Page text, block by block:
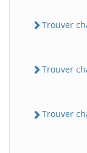
Trouver
Trouver
Trouver